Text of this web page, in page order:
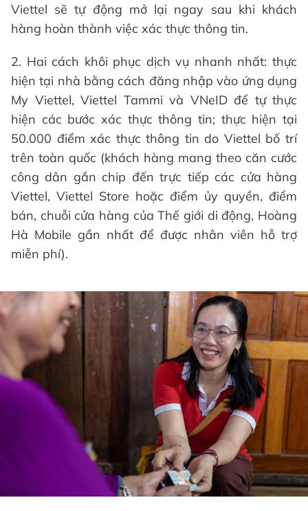
Viettel sẽ tự động mở lại ngay sau khi khách
hàng hoàn thành việc xác thực thông tin.
2. Hai cách khôi phục dịch vụ nhanh nhất: thực
hiện tại nhà bằng cách đăng nhập vào ứng dụng
My Viettel, Viettel Tammi và VNeID để tự thực
hiện các bước xác thực thông tin; thực hiện tại
50.000 điểm xác thực thông tin do Viettel bố trí
trên toàn quốc (khách hàng mang theo căn cước
công dân gắn chip đến trực tiếp các cửa hàng
Viettel, Viettel Store hoặc điểm ủy quyền, điểm
bán, chuỗi cửa hàng của Thế giới di động, Hoàng
Hà Mobile gần nhất để được nhân viên hỗ trợ
miễn phí).